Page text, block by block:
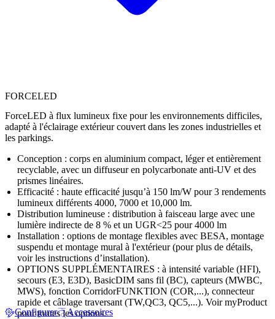
FORCELED
ForceLED à flux lumineux fixe pour les environnements difficiles,
adapté à l'éclairage extérieur couvert dans les zones industrielles et
les parkings.
Conception : corps en aluminium compact, léger et entièrement
recyclable, avec un diffuseur en polycarbonate anti-UV et des
prismes linéaires.
Efficacité : haute efficacité jusqu’à 150 lm/W pour 3 rendements
lumineux différents 4000, 7000 et 10,000 lm.
Distribution lumineuse : distribution à faisceau large avec une
lumière indirecte de 8 % et un UGR<25 pour 4000 lm
Installation : options de montage flexibles avec BESA, montage
suspendu et montage mural à l'extérieur (pour plus de détails,
voir les instructions d’installation).
OPTIONS SUPPLÉMENTAIRES : à intensité variable (HFI),
secours (E3, E3D), BasicDIM sans fil (BC), capteurs (MWBC,
MWS), fonction CorridorFUNKTION (COR,...), connecteur
rapide et câblage traversant (TW,QC3, QC5,...). Voir myProduct
pour toutes les options.
Configurer Accessoires